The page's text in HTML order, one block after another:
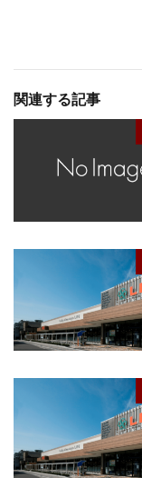
関連する記事